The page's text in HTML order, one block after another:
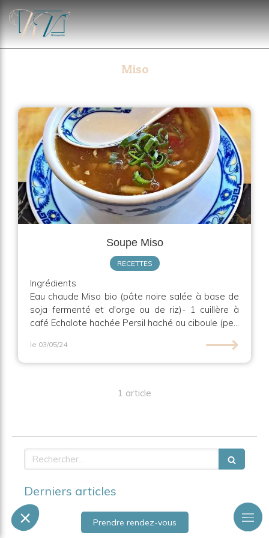
Miso
Soupe Miso
RECETTES
Ingrédients
Eau chaude Miso bio (pâte noire salée à base de
soja fermenté et d'orge ou de riz)- 1 cuillère à
café Echalote hachée Persil haché ou ciboule (pe...
le 03/05/24 ⟶
1 article
Rechercher
Derniers articles
Prendre rendez-vous